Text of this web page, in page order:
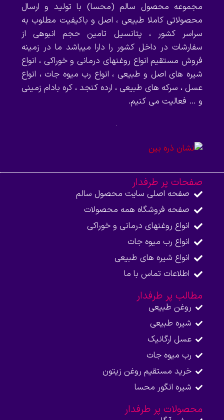
مجموعه محصول سالم (محسا) با تولید و ارسال
محصولاتی کاملا طبیعی ، اصل و باکیفیت مطلوب به
سراسر کشور ، پتانسیل تامین حجم انبوهی از
سفارشات در داخل کشور را دارا میباشد ما در زمینه
فروش مستقیم انواع روغنهای درمانی و خوراکی ، انواع
شیره های اصل و طبیعی ، انواع رب میوه جات ، انواع
عسل ، سرکه های طبیعی ، ارده کنجد ، کره بادام زمینی
و … فعالیت می کنیم.
صفحات پر طرفدار
صفحه اصلی سایت محصول سالم
صفحه فروشگاه همه محصولات​
انواع روغنهای درمانی و خوراکی
انواع رب میوه جات
انواع شیره های طبیعی
اطلاعات تماس با ما​
مطالب پر طرفدار
روغن طبیعی
شیره طبیعی
عسل ارگانیک
رب میوه جات
خرید مستقیم روغن زیتون
شیره انگور محسا
محصولات پر طرفدار